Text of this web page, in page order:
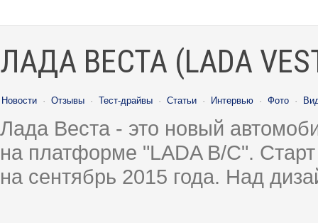
ЛАДА ВЕСТА (LADA
Новости · Отзывы · Тест-драйвы · Статьи · Интервью · Фото ·
Лада Веста - это новый
на платформе "LADA B/C".
на сентябрь 2015 года. Над